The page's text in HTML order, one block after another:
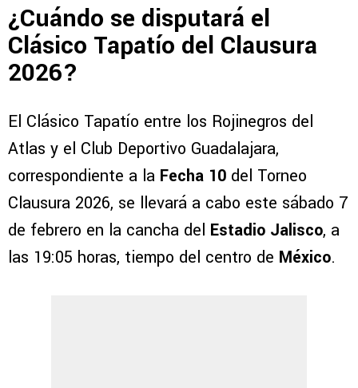
¿Cuándo se disputará el
Clásico Tapatío del Clausura
2026?
El Clásico Tapatío entre los Rojinegros del
Atlas y el Club Deportivo Guadalajara,
correspondiente a la Fecha 10 del Torneo
Clausura 2026, se llevará a cabo este sábado 7
de febrero en la cancha del Estadio Jalisco, a
las 19:05 horas, tiempo del centro de México.